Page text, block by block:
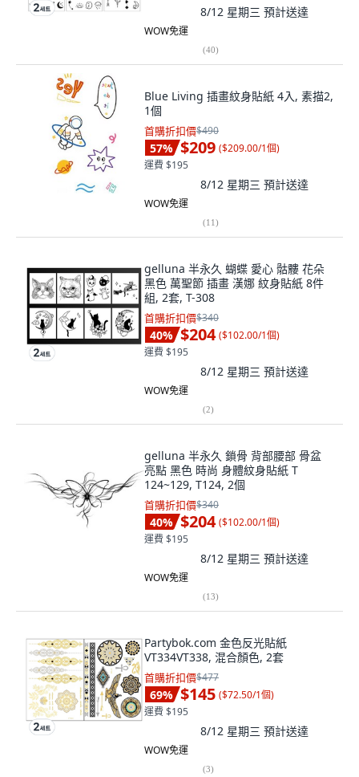
8/12 星期三 預計送達
WOW免運
(40)
Blue Living 插畫紋身貼紙 4入, 素描2,
1個
首購折扣價$490
57% $209 ($209.00/1個)
運費 $195
8/12 星期三 預計送達
WOW免運
(11)
gelluna 半永久 蝴蝶 愛心 骷髏 花朵
黑色 萬聖節 插畫 漢娜 紋身貼紙 8件
組, 2套, T-308
首購折扣價$340
40% $204 ($102.00/1個)
運費 $195
8/12 星期三 預計送達
WOW免運
(2)
gelluna 半永久 鎖骨 背部腰部 骨盆
亮點 黑色 時尚 身體紋身貼紙 T
124~129, T124, 2個
首購折扣價$340
40% $204 ($102.00/1個)
運費 $195
8/12 星期三 預計送達
WOW免運
(13)
Partybok.com 金色反光貼紙
VT334VT338, 混合顏色, 2套
首購折扣價$477
69% $145 ($72.50/1個)
運費 $195
8/12 星期三 預計送達
WOW免運
(3)